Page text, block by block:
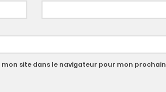
site dans le navigateur pour mon prochain